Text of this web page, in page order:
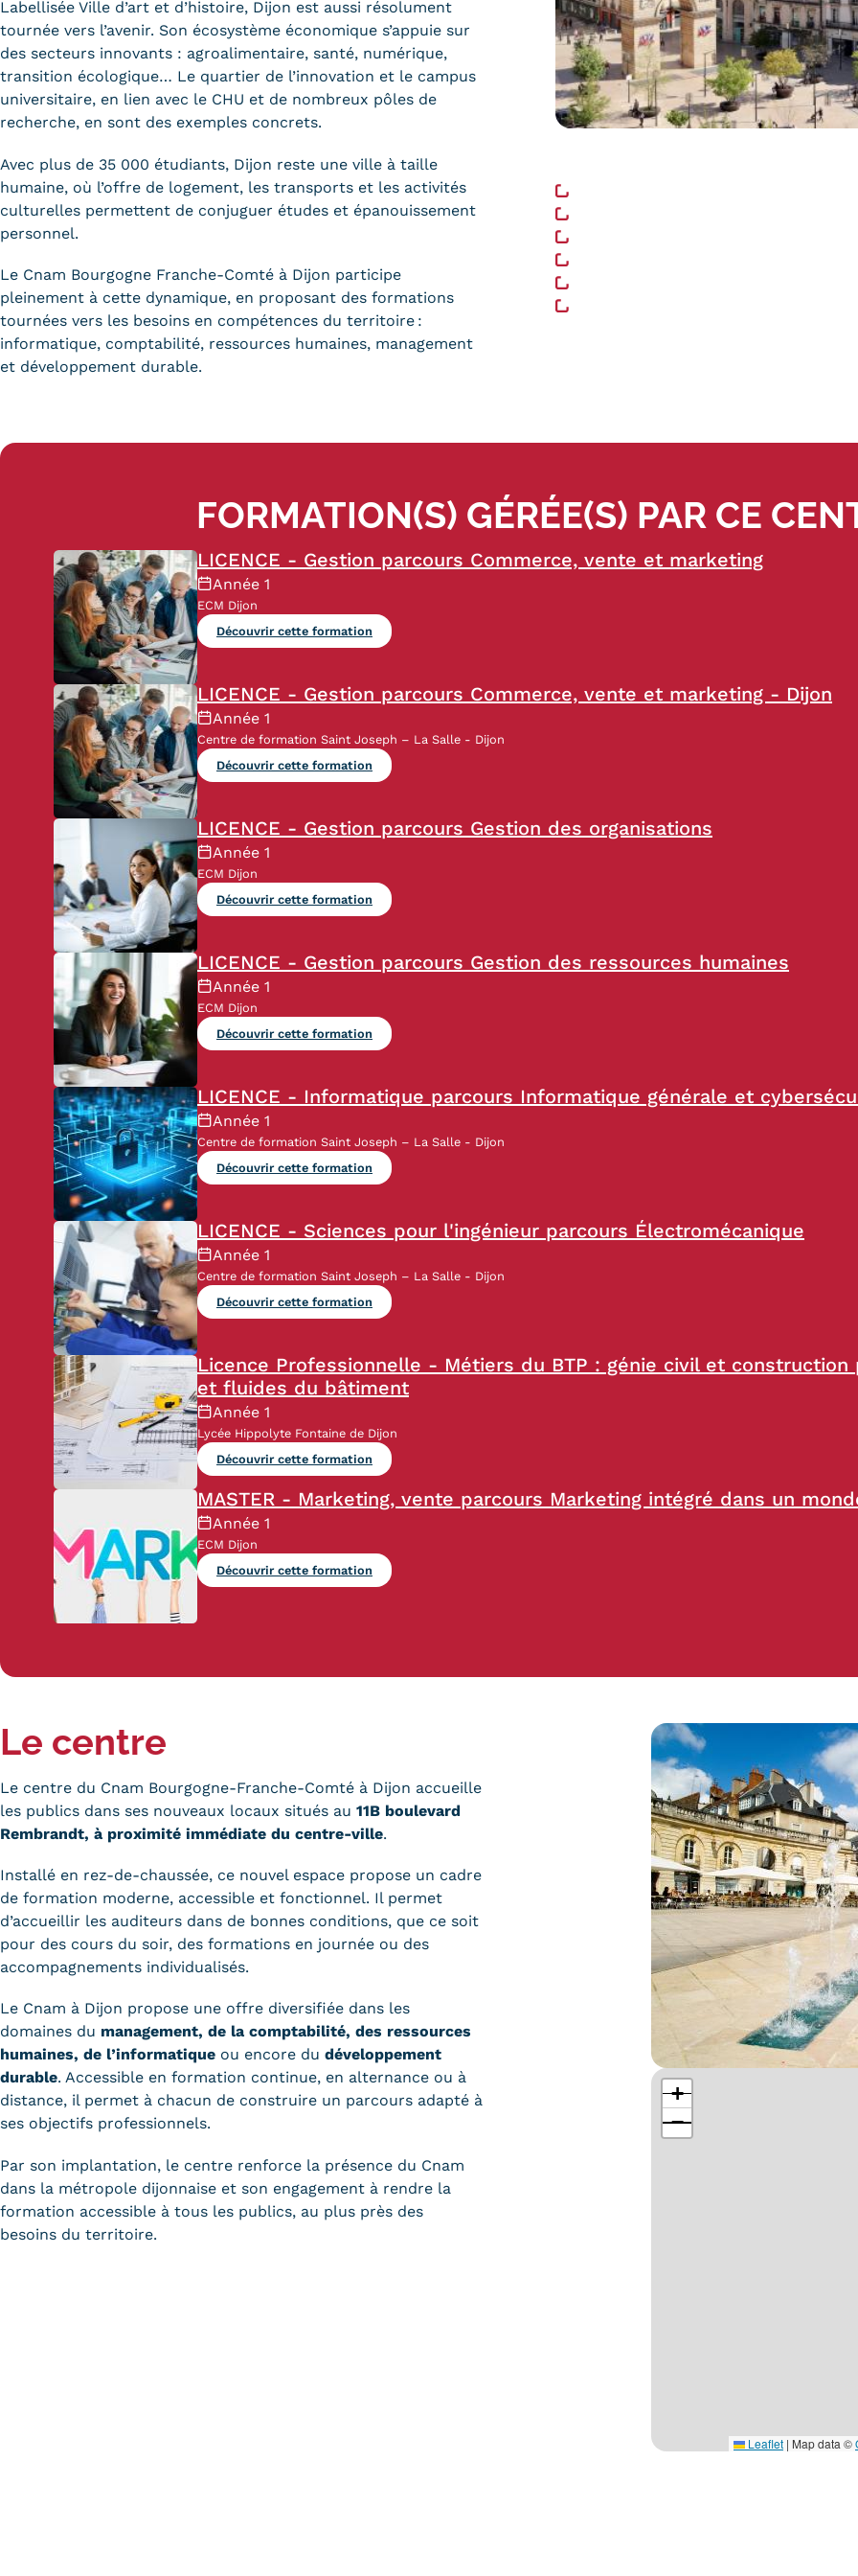
Labellisée Ville d’art et d’histoire, Dijon est aussi résolument
tournée vers l’avenir. Son écosystème économique s’appuie sur
des secteurs innovants : agroalimentaire, santé, numérique,
transition écologique… Le quartier de l’innovation et le campus
universitaire, en lien avec le CHU et de nombreux pôles de
recherche, en sont des exemples concrets.
Avec plus de 35 000 étudiants, Dijon reste une ville à taille
humaine, où l’offre de logement, les transports et les activités
culturelles permettent de conjuguer études et épanouissement
personnel.
Le Cnam Bourgogne Franche-Comté à Dijon participe
pleinement à cette dynamique, en proposant des formations
tournées vers les besoins en compétences du territoire :
informatique, comptabilité, ressources humaines, management
et développement durable.
FORMATION(S) GÉRÉE(S) PAR CE
LICENCE - Gestion parcours Commerce, vente et marketing
Année 1
ECM Dijon
Découvrir cette formation
LICENCE - Gestion parcours Commerce, vente et marketing - Dijon
Année 1
Centre de formation Saint Joseph – La Salle - Dijon
Découvrir cette formation
LICENCE - Gestion parcours Gestion des organisations
Année 1
ECM Dijon
Découvrir cette formation
LICENCE - Gestion parcours Gestion des ressources humaines
Année 1
ECM Dijon
Découvrir cette formation
LICENCE - Informatique parcours Informatique générale et
Année 1
Centre de formation Saint Joseph – La Salle - Dijon
Découvrir cette formation
LICENCE - Sciences pour l'ingénieur parcours Électromécanique
Année 1
Centre de formation Saint Joseph – La Salle - Dijon
Découvrir cette formation
Licence Professionnelle - Métiers du BTP : génie civil et construction
et fluides du bâtiment
Année 1
Lycée Hippolyte Fontaine de Dijon
Découvrir cette formation
MASTER - Marketing, vente parcours Marketing intégré dans un
Année 1
ECM Dijon
Découvrir cette formation
Le centre
Le centre du Cnam Bourgogne-Franche-Comté à Dijon accueille
les publics dans ses nouveaux locaux situés au 11B boulevard
Rembrandt, à proximité immédiate du centre-ville.
Installé en rez-de-chaussée, ce nouvel espace propose un cadre
de formation moderne, accessible et fonctionnel. Il permet
d’accueillir les auditeurs dans de bonnes conditions, que ce soit
pour des cours du soir, des formations en journée ou des
accompagnements individualisés.
Le Cnam à Dijon propose une offre diversifiée dans les
domaines du management, de la comptabilité, des ressources
humaines, de l’informatique ou encore du développement
durable. Accessible en formation continue, en alternance ou à
distance, il permet à chacun de construire un parcours adapté à
ses objectifs professionnels.
Par son implantation, le centre renforce la présence du Cnam
dans la métropole dijonnaise et son engagement à rendre la
formation accessible à tous les publics, au plus près des
besoins du territoire.
+
−
Leaflet | Map data ©